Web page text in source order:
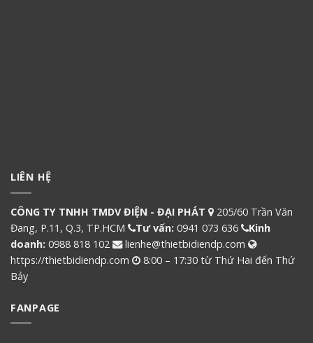
LIÊN HỆ
CÔNG TY TNHH TMDV ĐIỆN - ĐẠI PHÁT
205/60 Trần Văn
Đang, P.11, Q.3, TP.HCM
Tư vấn: 0941 073 636
Kinh
doanh: 0988 818 102
lienhe@thietbidiendp.com
https://thietbidiendp.com
8:00 – 17:30 từ Thứ Hai đến Thứ
Bảy
FANPAGE